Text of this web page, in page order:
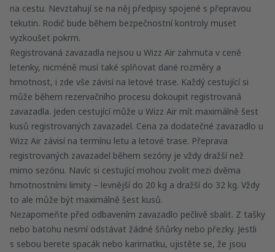
na cestu. Nevztahují se na něj předpisy spojené s přepravou
tekutin. Rodič bude během bezpečnostní kontroly muset
vyzkoušet pokrm.
Registrovaná zavazadla nejsou u Wizz Air zahrnuta v ceně
letenky, nicméně musí také splňovat dané rozměry a
hmotnost, i zde vše závisí na letové trase. Každý cestující si
může během rezervačního procesu dokoupit registrovaná
zavazadla. Jeden cestující může u Wizz Air mít maximálně šest
kusů registrovaných zavazadel. Cena za dodatečné zavazadlo u
Wizz Air závisí na termínu letu a letové trase. Přeprava
registrovaných zavazadel během sezóny je vždy dražší než
mimo sezónu. Navíc si cestující mohou zvolit mezi dvěma
hmotnostními limity – levnější do 20 kg a dražší do 32 kg. Vždy
to ale může být maximálně šest kusů.
Nezapomeňte před odbavením zavazadlo pečlivě sbalit. Z tašky
nebo batohu nesmí odstávat žádné šňůrky nebo přezky. Jestli
s sebou berete spacák nebo karimatku, ujistěte se, že jsou